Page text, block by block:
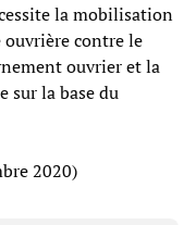
la mobilisation
contre le
ouvrier et la
sur la base du
2020)